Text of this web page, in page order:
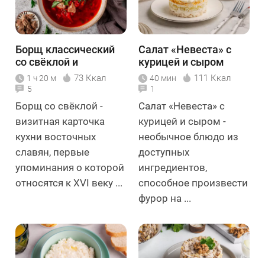
Борщ классический
со свёклой и
говядиной
1 ч 20 м 73 Ккал
5
Борщ со свёклой -
визитная карточка
кухни восточных
славян, первые
упоминания о которой
относятся к XVI веку ...
Салат «Невеста» с
курицей и сыром
40 мин 111 Ккал
1
Салат «Невеста» с
курицей и сыром -
необычное блюдо из
доступных
ингредиентов,
способное произвести
фурор на ...